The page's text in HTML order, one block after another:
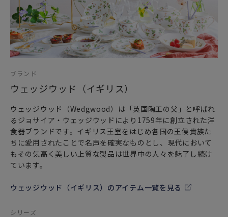
お箱になります。予めご了承くださいませ。
ブランド
ウェッジウッド（イギリス）
ウェッジウッド（Wedgwood）は「英国陶工の父」と呼ばれ
るジョサイア・ウェッジウッドにより1759年に創立された洋
食器ブランドです。イギリス王室をはじめ各国の王侯貴族た
ちに愛用されたことで名声を確実なものとし、現代において
もその気高く美しい上質な製品は世界中の人々を魅了し続け
ています。
ウェッジウッド（イギリス）のアイテム一覧を見る
シリーズ